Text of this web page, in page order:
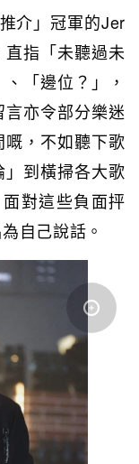
介」冠軍的Jer
指「未聽過未
「邊位？」，
亦令部分樂迷
，不如聽下歌
到橫掃各大歌
對這些負面抨
自己說話。